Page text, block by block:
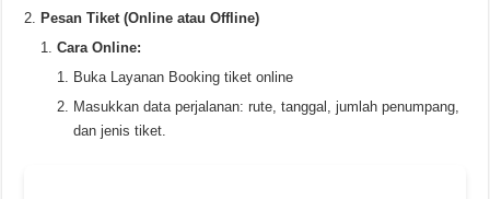
Pesan Tiket (Online atau Offline)
Cara Online:
Buka Layanan Booking tiket online
Masukkan data perjalanan: rute, tanggal, jumlah penumpang,
dan jenis tiket.